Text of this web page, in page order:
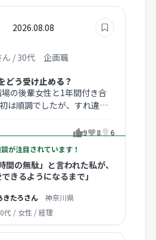
2026.08.08
どう受け止める？
の後輩女性と1年間付き合
は順調でしたが、すれ違い
ん / 30代 企画職
9 8
6
が注目されています！
間の無駄」と言われた私が、
きるようになるまで」
きたろさん
神奈川県
代 / 女性 / 経理